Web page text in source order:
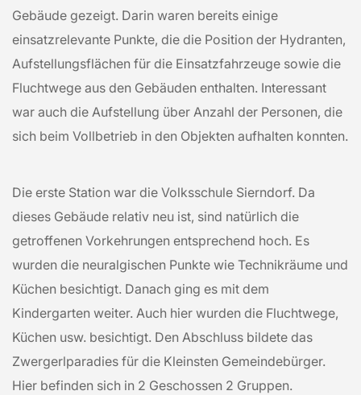
Gebäude gezeigt. Darin waren bereits einige
einsatzrelevante Punkte, die die Position der Hydranten,
Aufstellungsflächen für die Einsatzfahrzeuge sowie die
Fluchtwege aus den Gebäuden enthalten. Interessant
war auch die Aufstellung über Anzahl der Personen, die
sich beim Vollbetrieb in den Objekten aufhalten konnten.
Die erste Station war die Volksschule Sierndorf. Da
dieses Gebäude relativ neu ist, sind natürlich die
getroffenen Vorkehrungen entsprechend hoch. Es
wurden die neuralgischen Punkte wie Technikräume und
Küchen besichtigt. Danach ging es mit dem
Kindergarten weiter. Auch hier wurden die Fluchtwege,
Küchen usw. besichtigt. Den Abschluss bildete das
Zwergerlparadies für die Kleinsten Gemeindebürger.
Hier befinden sich in 2 Geschossen 2 Gruppen.